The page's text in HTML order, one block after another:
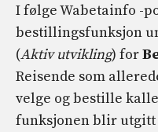
I følge Wabetainfo -
bestillingsfunksjon
(Aktiv utvikling) for
Reisende som
velge og bestille
funksjonen blir